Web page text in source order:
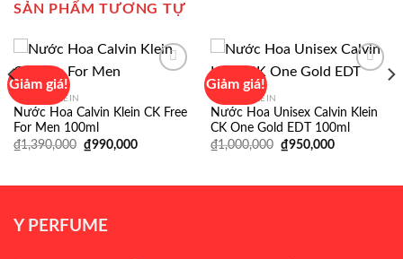
SẢN PHẨM TƯƠNG TỰ
Giảm giá!
Add to
CALVIN KLEIN
Nước Hoa Calvin Klein CK Free
For Men 100ml
₫1,390,000 Giá
gốc
₫990,000Giá
Giảm giá!
Add to
wishlist
CALVIN KLEIN
Nước Hoa Unisex Calvin Klein
CK One Gold EDT 100ml
₫1,000,000 Giá
gốc
₫950,000Giá
Y PERFUME